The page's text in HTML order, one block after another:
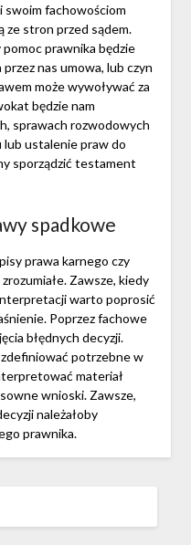
swoim fachowościom
ze stron przed sądem.
prawnika będzie
nas umowa, lub czyn
może wywoływać za
będzie nam
sprawach rozwodowych
lub ustalenie praw do
sporządzić testament
spadkowe
prawa karnego czy
Zawsze, kiedy
warto poprosić
Poprzez fachowe
błędnych decyzji.
potrzebne w
materiał
wnioski. Zawsze,
należałoby
prawnika.